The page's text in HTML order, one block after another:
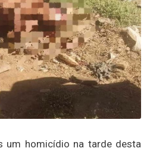
um homicídio na tarde desta